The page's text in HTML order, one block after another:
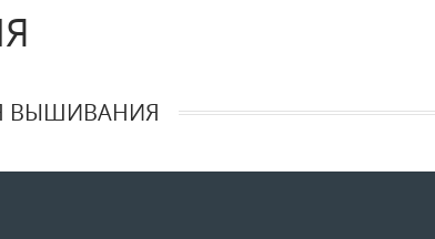
ВЫШИВАНИЯ